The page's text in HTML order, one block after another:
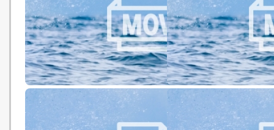
司奧易，高！ 小學生組 亞軍 綠色
微電影節2017：綠色微電影比賽
「千奇樂趣」之「日常生
跡」 小學生組 冠軍 及 最